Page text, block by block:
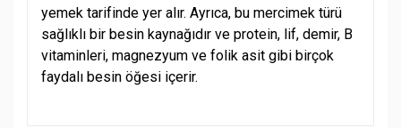
yemek tarifinde yer alır. Ayrıca, bu mercimek türü
sağlıklı bir besin kaynağıdır ve protein, lif, demir, B
vitaminleri, magnezyum ve folik asit gibi birçok
faydalı besin öğesi içerir.